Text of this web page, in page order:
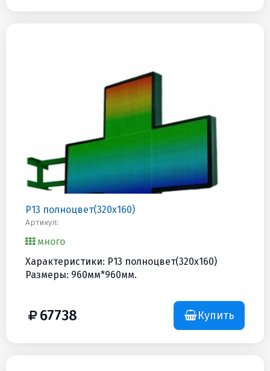
Р13 полноцвет(320x160)
Артикул:
много
Характеристики: Р13 полноцвет(320x160)
Размеры: 960мм*960мм.
67738 Купить